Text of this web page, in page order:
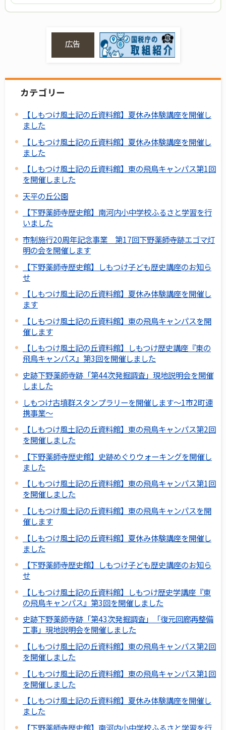
広告
カテゴリー
【しもつけ風土記の丘資料館】夏休み体験講座を開催し
ました
【しもつけ風土記の丘資料館】夏休み体験講座を開催し
ました
【しもつけ風土記の丘資料館】東の飛鳥キャンパス第1回
を開催しました
天平の丘公園
【下野薬師寺歴史館】南河内小中学校ふるさと学習を行
いました
市制施行20周年記念事業 第17回下野薬師寺跡エゴマ灯
明の会を開催します
【下野薬師寺歴史館】しもつけ子ども歴史講座のお知ら
せ
【しもつけ風土記の丘資料館】夏休み体験講座を開催し
ます
【しもつけ風土記の丘資料館】東の飛鳥キャンパスを開
催します
【しもつけ風土記の丘資料館】しもつけ歴史講座『東の
飛鳥キャンパス』第3回を開催しました
史跡下野薬師寺跡「第44次発掘調査」現地説明会を開催
しました
しもつけ古墳群スタンプラリーを開催します～1市2町連
携事業～
【しもつけ風土記の丘資料館】東の飛鳥キャンパス第2回
を開催しました
【下野薬師寺歴史館】史跡めぐりウォーキングを開催し
ました
【しもつけ風土記の丘資料館】東の飛鳥キャンパス第1回
を開催しました
【しもつけ風土記の丘資料館】東の飛鳥キャンパスを開
催します
【しもつけ風土記の丘資料館】夏休み体験講座を開催し
ました
【下野薬師寺歴史館】しもつけ子ども歴史講座のお知ら
せ
【しもつけ風土記の丘資料館】しもつけ歴史学講座『東
の飛鳥キャンパス』第3回を開催しました
史跡下野薬師寺跡「第43次発掘調査」「復元回廊再整備
工事」現地説明会を開催しました
【しもつけ風土記の丘資料館】東の飛鳥キャンパス第2回
を開催しました
【しもつけ風土記の丘資料館】東の飛鳥キャンパス第1回
を開催しました
【しもつけ風土記の丘資料館】夏休み体験講座を開催し
ました
【下野薬師寺歴史館】南河内小中学校ふるさと学習を行